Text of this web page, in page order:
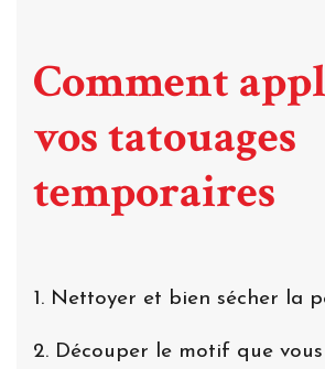
Comment
vos tatouages
temporaires
1. Nettoyer et bien sécher la
2. Découper le motif que